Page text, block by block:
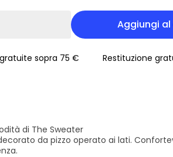
Aggiungi
sopra 75 € Restituzione
di The Sweater
da pizzo operato ai lati.